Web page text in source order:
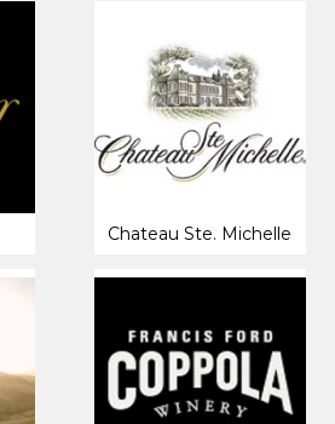
Chateau Ste. Michelle